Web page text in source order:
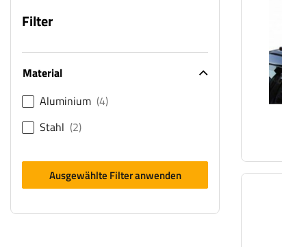
Filter
Material
Aluminium 4
Stahl 2
Ausgewählte Filter anwenden